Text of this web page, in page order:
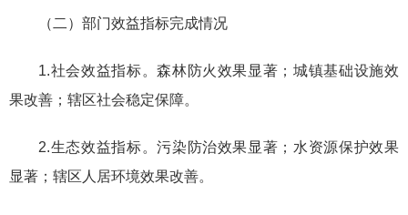
（二）部门效益指标完成情况
1.社会效益指标。森林防火效果显著；城镇基础设施效
果改善；辖区社会稳定保障。
2.生态效益指标。污染防治效果显著；水资源保护效果
显著；辖区人居环境效果改善。